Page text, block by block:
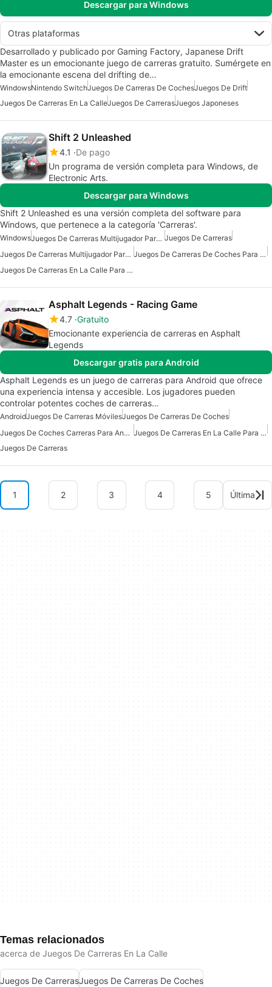
Descargar para Windows
Otras plataformas
Desarrollado y publicado por Gaming Factory, Japanese Drift
Master es un emocionante juego de carreras gratuito. Sumérgete en
la emocionante escena del drifting de…
WindowsNintendo SwitchJuegos De Carreras De CochesJuegos De Drift
Juegos De Carreras En La CalleJuegos De CarrerasJuegos Japoneses
Shift 2 Unleashed
4.1
De pago
Un programa de versión completa para Windows, de
Electronic Arts.
Descargar para Windows
Shift 2 Unleashed es una versión completa del software para
Windows, que pertenece a la categoría 'Carreras'.
Windows Juegos De Carreras Multijugador Para Windows Juegos De Carreras
Juegos De Carreras Multijugador Para Windows 7
Juegos De Carreras De Coches Para Windows 7
Juegos De Carreras En La Calle Para Windows
Asphalt Legends - Racing Game
4.7 Gratuito
Emocionante experiencia de carreras en Asphalt
Legends
Descargar gratis para Android
Asphalt Legends es un juego de carreras para Android que ofrece
una experiencia intensa y accesible. Los jugadores pueden
controlar potentes coches de carreras…
AndroidJuegos De Carreras MóvilesJuegos De Carreras De Coches
Juegos De Coches Carreras Para Android
Juegos De Carreras En La Calle Para Android
Juegos De Carreras
1 2 3 4 5 Última
Temas relacionados
acerca de Juegos De Carreras En La Calle
Juegos De CarrerasJuegos De Carreras De Coches